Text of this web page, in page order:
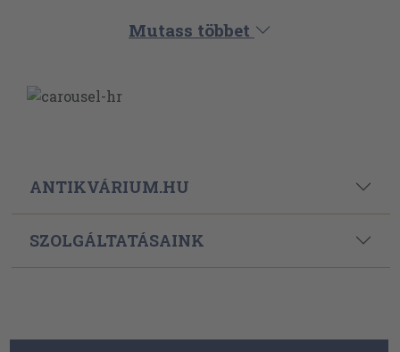
Mutass többet
ANTIKVÁRIUM.HU
SZOLGÁLTATÁSAINK